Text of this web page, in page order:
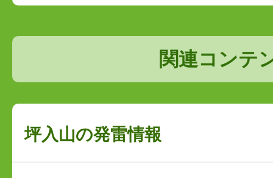
関連コンテ
坪入山の発雷情報